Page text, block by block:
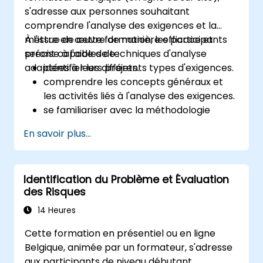
s'adresse aux personnes souhaitant
comprendre l'analyse des exigences et la
mettre en œuvre de manière efficace et
précise à l'aide de techniques d'analyse
adaptées à leurs projets.
À l'issue de cette formation, les participants
seront capables de :
identifier les différents types d'exigences.
comprendre les concepts généraux et
les activités liés à l'analyse des exigences.
se familiariser avec la méthodologie
utiliser avantageusement différentes
techniques d'analyse des exigences.
structurer les exigences afin de
communiquer efficacement avec les
architectes et les développeurs grâce à
un processus itératif de recueil des
En savoir plus...
Identification du Problème et Évaluation
des Risques
14 Heures
Cette formation en présentiel ou en ligne
Belgique, animée par un formateur, s'adresse